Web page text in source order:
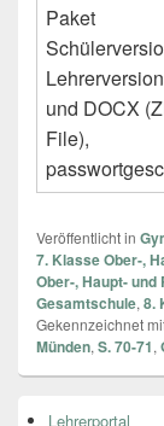
Paket
und DOCX
File),
Veröffentlicht in
7. Klasse Ober-,
Ober-, Haupt- und
Gesamtschule, 8.
Gekennzeichnet
Münden, S. 70-71,
Lehrerportal